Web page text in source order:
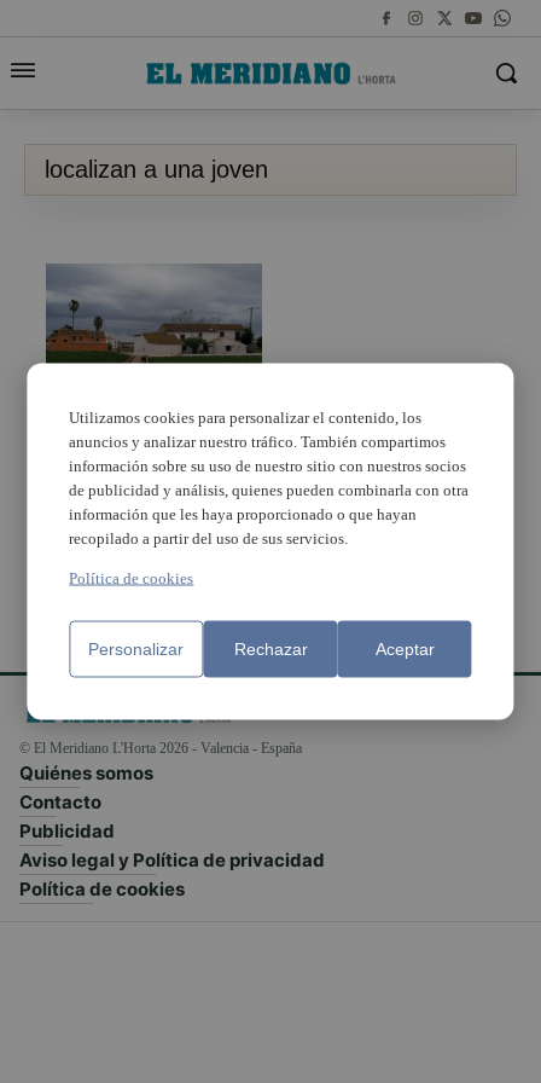
localizan a una joven
Localizan a una joven
con problemas
mentales dentro de una
acequia de Alboraya
© El Meridiano L'Horta 2026 - Valencia - España
Quiénes somos
Contacto
Publicidad
Aviso legal y Política de privacidad
Política de cookies
Utilizamos cookies para personalizar el contenido, los
anuncios y analizar nuestro tráfico. También compartimos
información sobre su uso de nuestro sitio con nuestros socios
de publicidad y análisis, quienes pueden combinarla con otra
información que les haya proporcionado o que hayan
recopilado a partir del uso de sus servicios.
Política de cookies
Personalizar Rechazar Aceptar